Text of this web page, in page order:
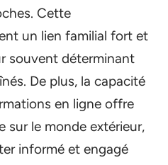
Cette
un lien familial fort et
souvent déterminant
De plus, la capacité
en ligne offre
sur le monde extérieur,
informé et engagé